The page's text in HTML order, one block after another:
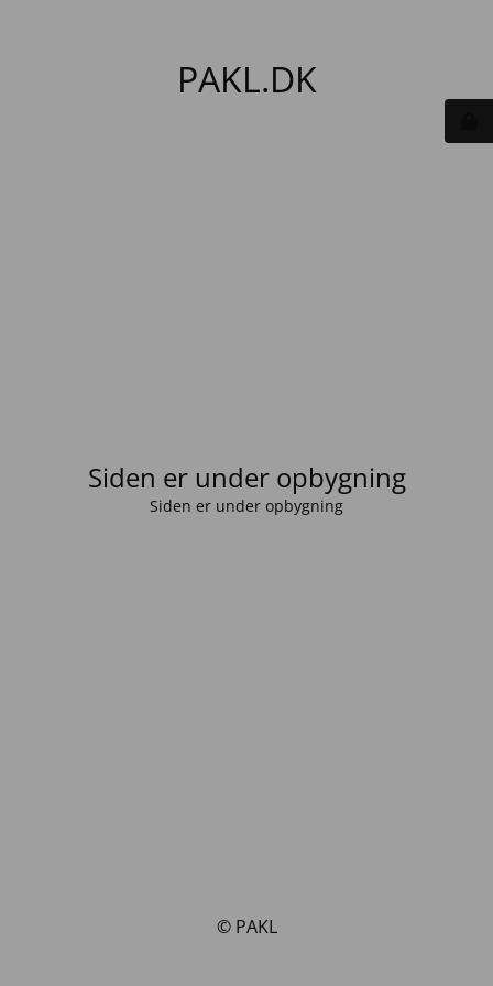
PAKL.DK
Siden er under opbygning
Siden er under opbygning
© PAKL